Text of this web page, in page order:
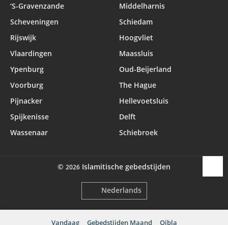
Vandaag Gebedstijden Maand Qibla
‘S-Gravenzande
Middelharnis
Scheveningen
Schiedam
Rijswijk
Hoogvliet
Vlaardingen
Maassluis
Ypenburg
Oud-Beijerland
Voorburg
The Hague
Pijnacker
Hellevoetsluis
Spijkenisse
Delft
Wassenaar
Schiebroek
© 2026 Islamitische gebedstijden
Nederlands